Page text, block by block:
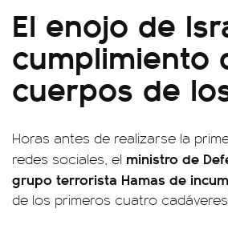
El enojo de
cumplimiento
cuerpos de
Horas antes de realizarse la
redes sociales, el ministro de
grupo terrorista Hamas de
de los primeros cuatro